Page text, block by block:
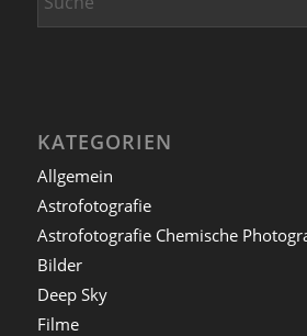
KATEGORIEN
Allgemein
Astrofotografie
Astrofotografie Chemische
Bilder
Deep Sky
Filme